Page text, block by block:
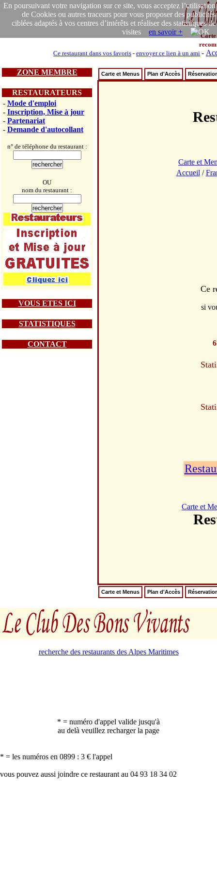
En poursuivant votre navigation sur ce site, vous acceptez l’utilisation
de Cookies ou autres traceurs pour vous proposer des publicités
ciblées adaptés à vos centres d’intérêts et réaliser des statistiques de
visites en savoir +
Carte
Ce restaurant dans vos favoris - envoyer ce lien à un ami -
ZONE MEMBRE
RESTAURATEURS
- Mode d'emploi
- Inscription, Mise à jour
- Partenariat
- Demande d'autocollant
n° de téléphone du restaurant :
OU
nom du restaurant :
VOUS ETES ICI
STATISTIQUES
CONTACT
Carte et Menus Plan d'Accès
Carte et
Accueil /
Ce
si
Carte et
Carte et Menus Plan d'Accès
recherche des restaurants des Alpes Maritimes
* = numéro d'appel valide jusqu'à
au delà veuillez recharger la page
* = les numéros en 0899 : 3 € l'appel
vous pouvez aussi joindre ce restaurant au 04 93 18 34 02